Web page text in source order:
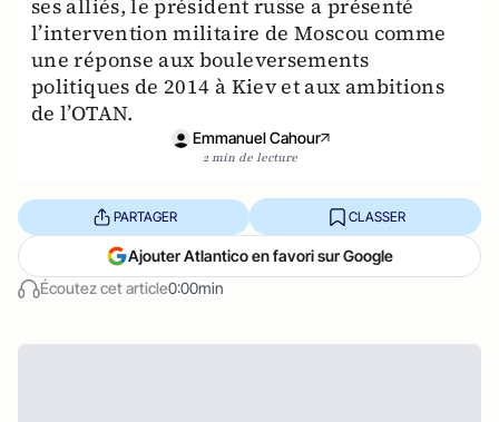
ses alliés, le président russe a présenté
l’intervention militaire de Moscou comme
une réponse aux bouleversements
politiques de 2014 à Kiev et aux ambitions
de l’OTAN.
Emmanuel Cahour
2 min de lecture
Écoutez cet article0:00min
PARTAGER CLASSER
Ajouter Atlantico en favori sur Google